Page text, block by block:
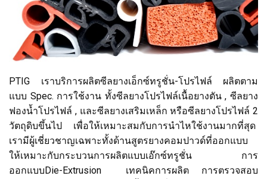
PTIG เราบริการผลิตซีลยางเอ็กซ์ทรูชั่น-โปรไฟล์ ผลิตตาม
แบบ Spec. การใช้งาน ทั้งซีลยางโปรไฟล์เนื้อยางตัน , ซีลยาง
ฟองน้ำโปรไฟล์ , และซีลยางเสริมเหล็ก หรือซีลยางโปรไฟล์ 2
วัตถุดิบขึ้นไป เพื่อให้เหมาะสมกับการนำไหใช้งานมากที่สุด
เรามีผู้เชี่ยวชาญเฉพาะทั้งด้านสูตรยางคอมปาวด์ที่ออกแบบ
ให้เหมาะกับกระบวนการผลิตแบบเอ๊กซ์ทรูชั่น การ
ออกแบบDie-Extrusion เทคนิคการผลิต การตรวจสอบ